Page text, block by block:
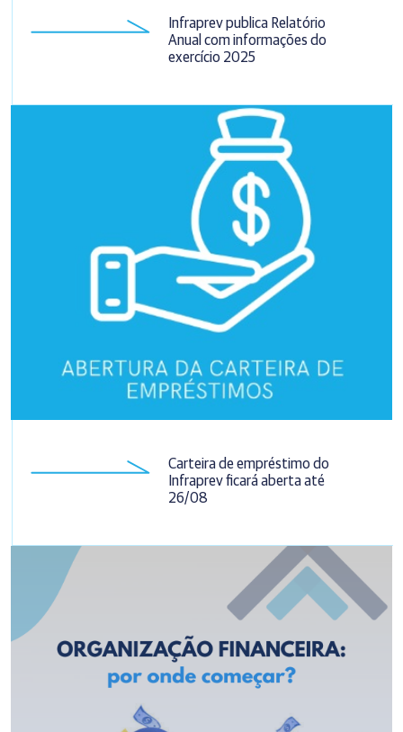
Infraprev publica Relatório
Anual com informações do
exercício 2025
Carteira de empréstimo do
Infraprev ficará aberta até
26/08